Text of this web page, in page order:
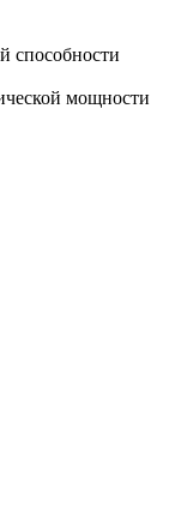
способности
мощности